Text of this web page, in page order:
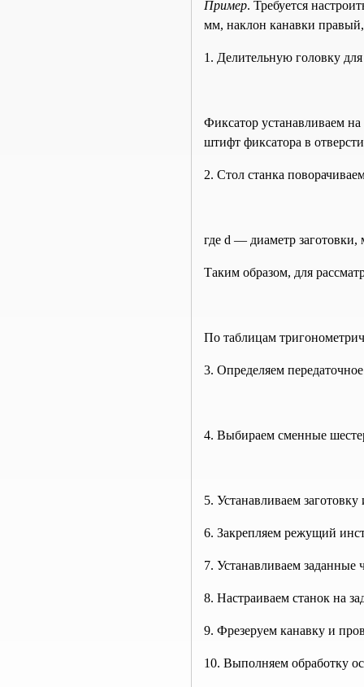
Пример. Требуется
мм, наклон канавки
1. Делительную головку
Фиксатор устанавливаем
штифт фиксатора в
2. Стол станка
где d — диаметр заготовки,
Таким образом, для
По таблицам
3. Определяем
4. Выбираем сменные
5. Устанавливаем
6. Закрепляем режущий
7. Устанавливаем
8. Настраиваем станок на
9. Фрезеруем канавку и
10. Выполняем обработку